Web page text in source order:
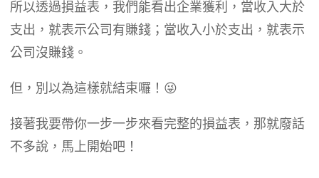
所以透過損益表，我們能看出企業獲利，當收入大於
支出，就表示公司有賺錢；當收入小於支出，就表示
公司沒賺錢。
但，別以為這樣就結束囉！😜
接著我要帶你一步一步來看完整的損益表，那就廢話
不多說，馬上開始吧！